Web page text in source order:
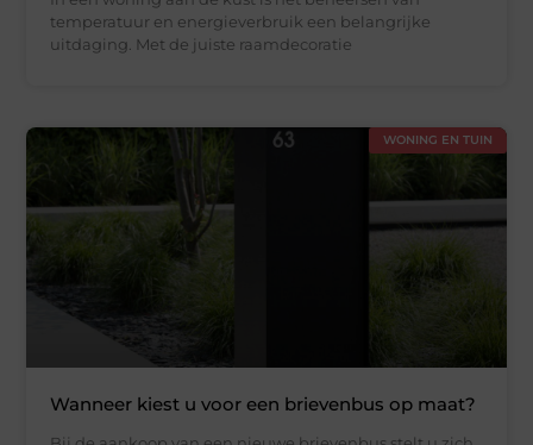
temperatuur en energieverbruik een belangrijke
uitdaging. Met de juiste raamdecoratie
WONING EN TUIN
Wanneer kiest u voor een brievenbus op maat?